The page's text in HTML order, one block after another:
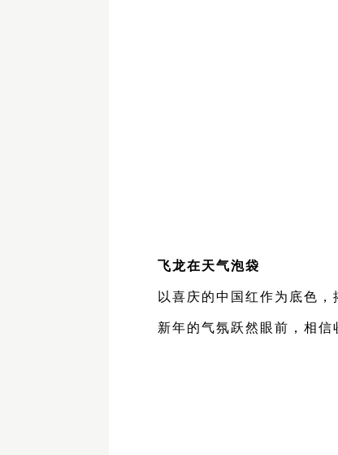
飞龙在天气泡袋
以喜庆的中国红作为底色，
新年的气氛跃然眼前，相信